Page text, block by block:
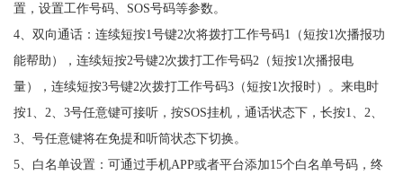
置，设置工作号码、SOS号码等参数。
4、双向通话：连续短按1号键2次将拨打工作号码1（短按1次播报功
能帮助），连续短按2号键2次拨打工作号码2（短按1次播报电
量），连续短按3号键2次拨打工作号码3（短按1次报时）。来电时
按1、2、3号任意键可接听，按SOS挂机，通话状态下，长按1、2、
3、号任意键将在免提和听筒状态下切换。
5、白名单设置：可通过手机APP或者平台添加15个白名单号码，终